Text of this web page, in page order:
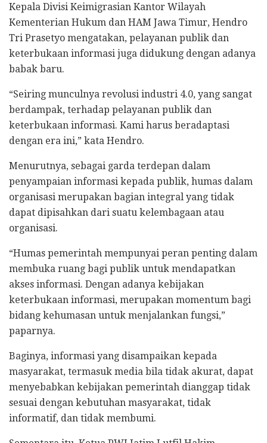
Kepala Divisi Keimigrasian Kantor Wilayah
Kementerian Hukum dan HAM Jawa Timur, Hendro
Tri Prasetyo mengatakan, pelayanan publik dan
keterbukaan informasi juga didukung dengan adanya
babak baru.
“Seiring munculnya revolusi industri 4.0, yang sangat
berdampak, terhadap pelayanan publik dan
keterbukaan informasi. Kami harus beradaptasi
dengan era ini,” kata Hendro.
Menurutnya, sebagai garda terdepan dalam
penyampaian informasi kepada publik, humas dalam
organisasi merupakan bagian integral yang tidak
dapat dipisahkan dari suatu kelembagaan atau
organisasi.
“Humas pemerintah mempunyai peran penting dalam
membuka ruang bagi publik untuk mendapatkan
akses informasi. Dengan adanya kebijakan
keterbukaan informasi, merupakan momentum bagi
bidang kehumasan untuk menjalankan fungsi,”
paparnya.
Baginya, informasi yang disampaikan kepada
masyarakat, termasuk media bila tidak akurat, dapat
menyebabkan kebijakan pemerintah dianggap tidak
sesuai dengan kebutuhan masyarakat, tidak
informatif, dan tidak membumi.